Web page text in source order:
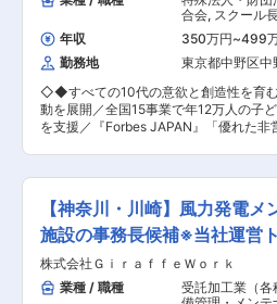
探究」を設定しています。このプロジ
習（PBL）は、三陸地域の未来を担うリ
育てることを目標としています。週2時
35週の授業を通して、生徒たちは自分の
設定し、大槌町や三陸地域の多様な大
ながら課題を計画・実践します。 ※生徒たちのプ
ロジェクト一例 ・町内で廃棄されている
としてカフェなどでの提供ができるよ
だ。 ・東日本大震災津波で亡くなった
難訓練について提案した。 変更の範囲：会社の定
める業務
候補として、生徒指導や講習案内、メ
チームビルディングをお任せします。 ■業務概要
・アルバイト講師のマネジメント ・一人
生徒に応じた学習プランの作成 ・入塾説
越しいただいた保護者様の対応 ・学習
教材並びにマニュアルがあるため事前
す！） ■働き方 22：30には完全退社していただ
きます※PC自動シャットダウン 競合他社
当社は1校舎に正社員が平均3名在籍し
また完全週休2日制（シフト制、基本は
日）で繁忙期に休日出勤が発生した際
を取得可能が可能です。 ※土曜日は授
保護者面談やミーティングなどがメイン
魅力 社員の80％以上が未経験からスタ
おります。 業界トップクラスの充実し
合会, スクール
指導員・インス
年収 350万円~499
勤務地
東京都中野区中
◇◆すべての10代の意欲と創造性を育
動を展開／全国15事業で年12万人の子
を支援／『Forbes JAPAN』「優れた非
りして子ども支援を最前線でリードし
た、平時には他事業も兼務いただく想定で
災害時の仕事内容＞ 大規模災害が発生
は、早期に支援を開始するためにまず
していただきます。下記の仕事内容はい
地にて行っていただく想定です。 ◎被災
援ニーズの調査 ◎行政や教育委員会、
との調整・交渉・連携 ◎居場所の運営
【神奈川・川崎】風力発電
施設の事務長候補※当社運営
就業
株式会社ＧｉｒａｆｆｅＷｏｒｋ
業種 / 職種
受託加工業（各